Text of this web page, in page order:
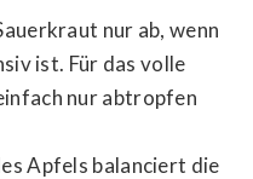
nur ab, wenn
ist. Für das volle
nur abtropfen
Apfels balanciert die